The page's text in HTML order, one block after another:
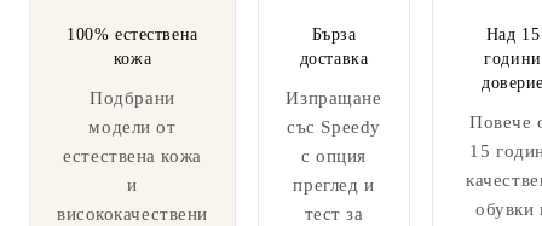
100% естествена
кожа
Подбрани
модели от
естествена кожа
и
висококачествени
Бърза
доставка
Изпращане
със Speedy
с опция
преглед и
тест за
Над 15
години
Повече
15
обувки